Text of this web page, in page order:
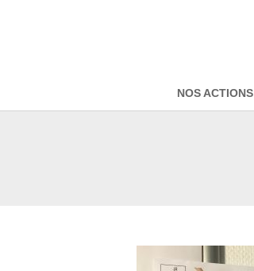
NOS ACTIONS